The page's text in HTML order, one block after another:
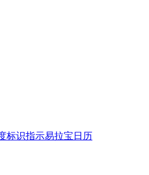
标识指示易拉宝 日历